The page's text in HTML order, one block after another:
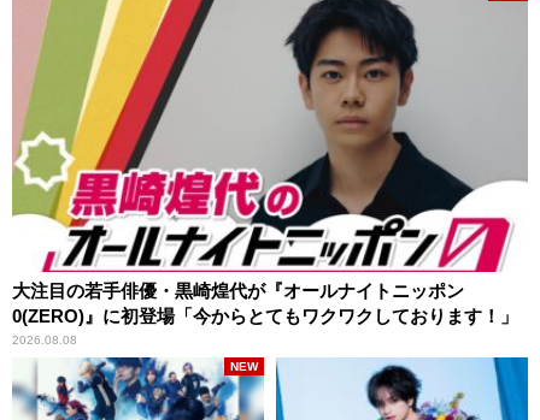
大注目の若手俳優・黒崎煌代が『オールナイトニッポン
0(ZERO)』に初登場「今からとてもワクワクしております！」
2026.08.08
NEW